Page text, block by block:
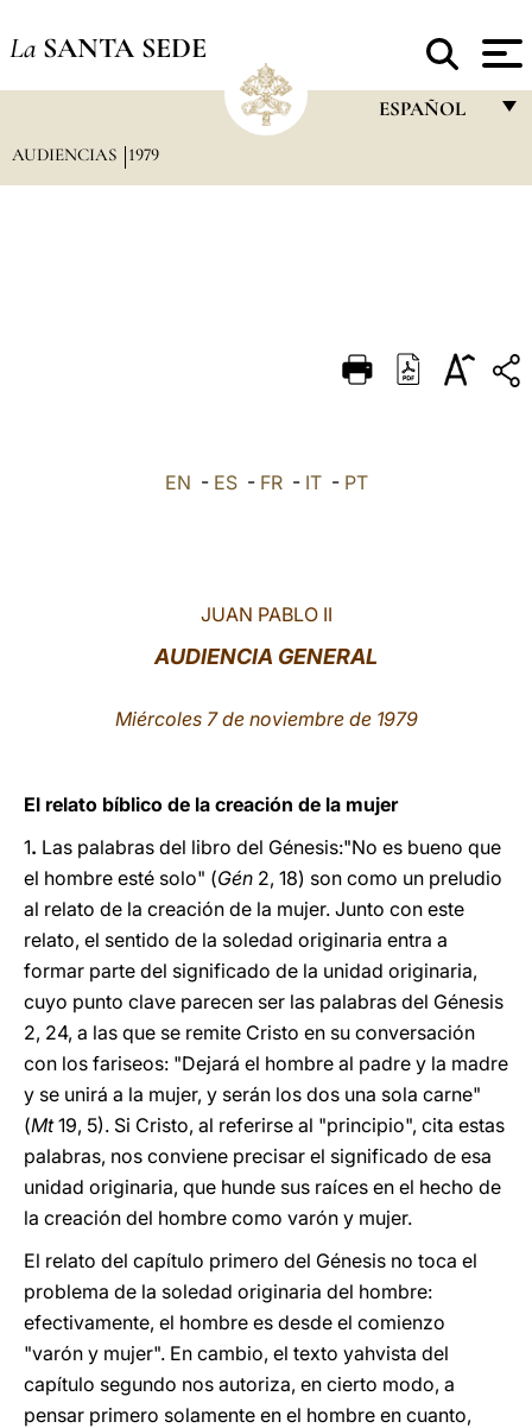
La SANTA SEDE
ESPAÑOL
DEUTSCH
AUDIENCIAS 1979
EN - ES- FR- IT- PT
JUAN PABLO II
AUDIENCIA GENERAL
Miércoles 7 de noviembre de 1979
El relato bíblico de la creación de la mujer
1. Las palabras del libro del Génesis:"No es bueno que
el hombre esté solo" (Gén 2, 18) son como un preludio
al relato de la creación de la mujer. Junto con este
relato, el sentido de la soledad originaria entra a
formar parte del significado de la unidad originaria,
cuyo punto clave parecen ser las palabras del Génesis
2, 24, a las que se remite Cristo en su conversación
con los fariseos: "Dejará el hombre al padre y la madre
y se unirá a la mujer, y serán los dos una sola carne"
(Mt19, 5). Si Cristo, al referirse al "principio", cita estas
palabras, nos conviene precisar el significado de esa
unidad originaria, que hunde sus raíces en el hecho de
la creación del hombre como varón y mujer.
El relato del capítulo primero del Génesis no toca el
problema de la soledad originaria del hombre:
efectivamente, el hombre es desde el comienzo
"varón y mujer". En cambio, el texto yahvista del
capítulo segundo nos autoriza, en cierto modo, a
pensar primero solamente en el hombre en cuanto,